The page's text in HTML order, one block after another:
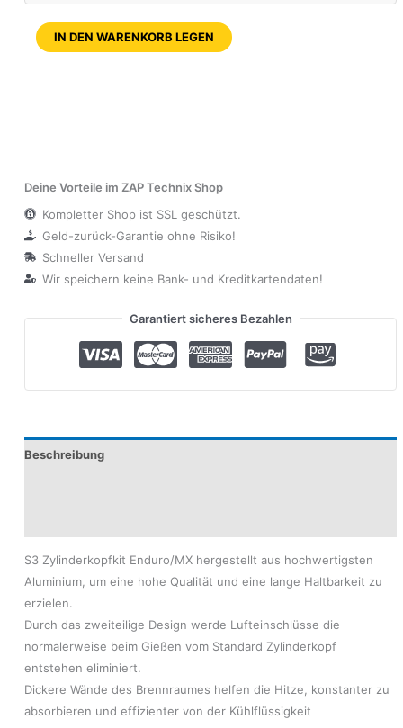
IN DEN WARENKORB LEGEN
Deine Vorteile im ZAP Technix Shop
Kompletter Shop ist SSL geschützt.
Geld-zurück-Garantie ohne Risiko!
Schneller Versand
Wir speichern keine Bank- und Kreditkartendaten!
Garantiert sicheres Bezahlen
Beschreibung
S3 Zylinderkopfkit Enduro/MX hergestellt aus hochwertigsten
Aluminium, um eine hohe Qualität und eine lange Haltbarkeit zu
erzielen.
Durch das zweiteilige Design werde Lufteinschlüsse die
normalerweise beim Gießen vom Standard Zylinderkopf
entstehen eliminiert.
Dickere Wände des Brennraumes helfen die Hitze, konstanter zu
absorbieren und effizienter von der Kühlflüssigkeit